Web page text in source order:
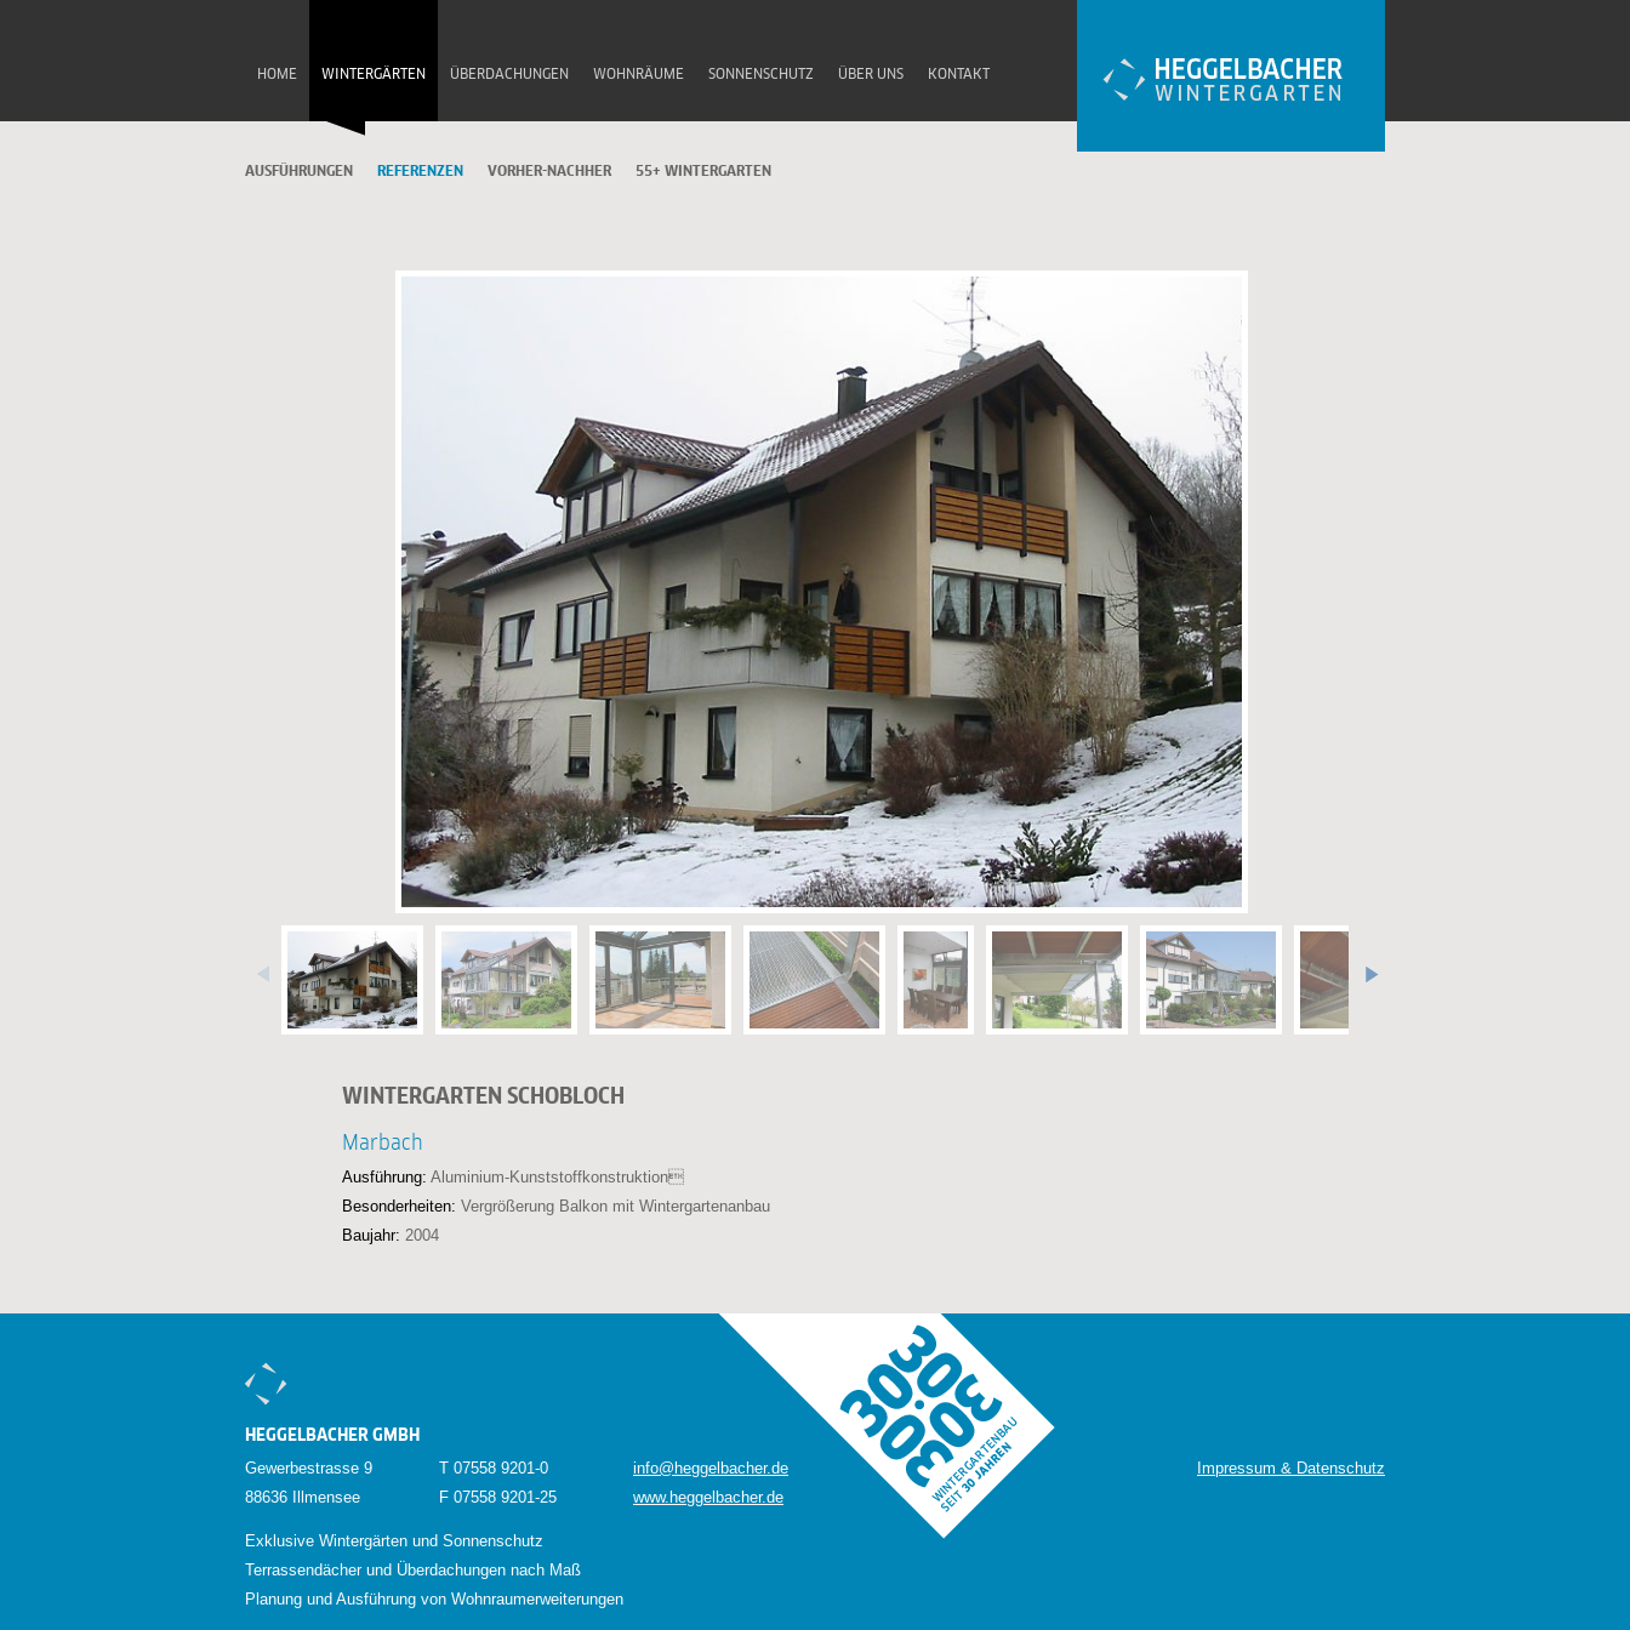
HOME WINTERGÄRTEN ÜBERDACHUNGEN WOHNRÄUME SONNENSCHUTZ ÜBER UNS KONTAKT
AUSFÜHRUNGEN REFERENZEN VORHER-NACHHER 55+ WINTERGARTEN
WINTERGARTEN SCHOBLOCH
Marbach
Ausführung: Aluminium-Kunststoffkonstruktion
Besonderheiten: Vergrößerung Balkon mit Wintergartenanbau
Baujahr: 2004
HEGGELBACHER GMBH
Gewerbestrasse 9
88636 Illmensee
T 07558 9201-0
F 07558 9201-25
info@heggelbacher.de
www.heggelbacher.de
Impressum & Datenschutz
Exklusive Wintergärten und Sonnenschutz
Terrassendächer und Überdachungen nach Maß
Planung und Ausführung von Wohnraumerweiterungen